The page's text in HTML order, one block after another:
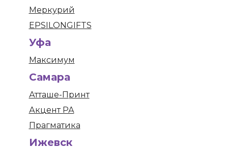
Меркурий
EPSILONGIFTS
Уфа
Максимум
Самара
Атташе-Принт
Акцент РА
Прагматика
Ижевск